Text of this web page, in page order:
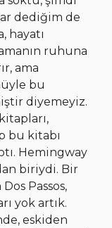
dediğim de
hayatı
ruhuna
ama
bu
diyemeyiz.
bu kitabı
Hemingway
biriydi. Bir
Passos,
yok artık.
eskiden